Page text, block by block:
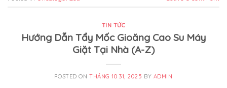
TIN TỨC
Hướng Dẫn Tẩy Mốc Gioăng Cao Su Máy
Giặt Tại Nhà (A-Z)
POSTED ON THÁNG 10 31, 2025 BY ADMIN